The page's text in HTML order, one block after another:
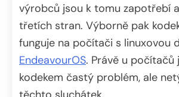
výrobců jsou k tomu zapotřebí
třetích stran. Výborně pak
funguje na počítači s linuxovou
EndeavourOS. Právě u
kodekem častý problém, ale